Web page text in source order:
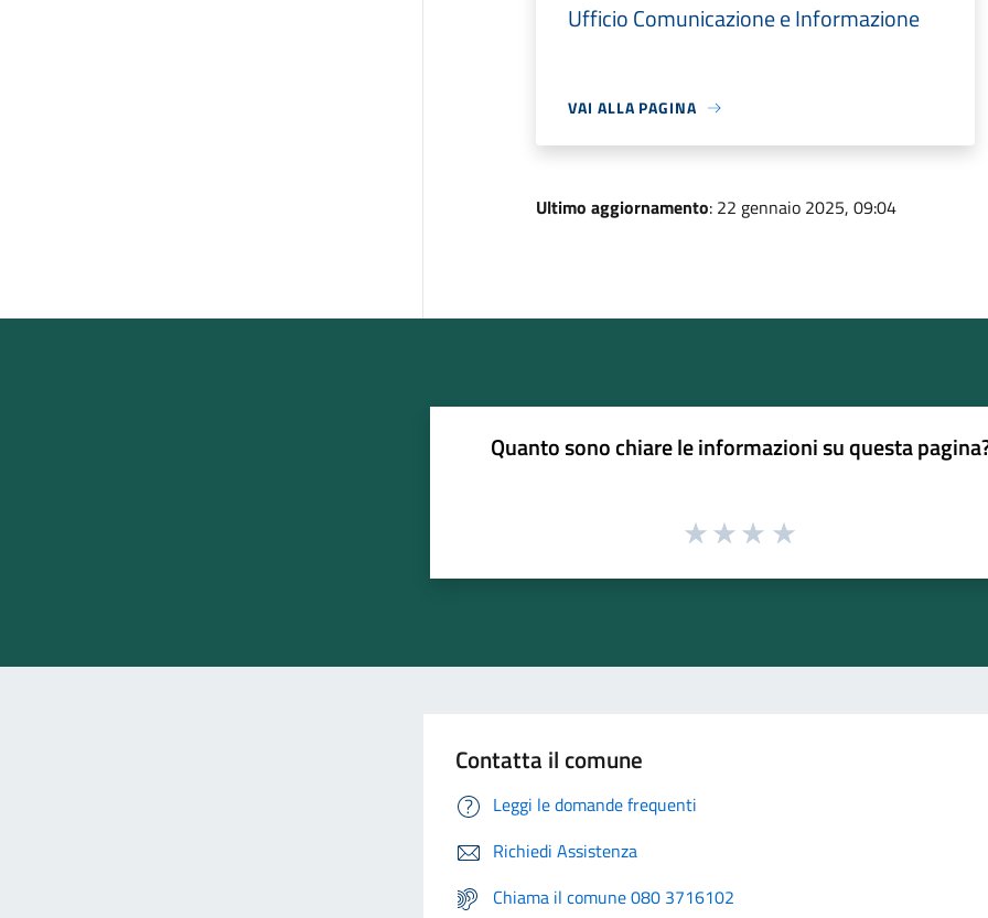
Ufficio Comunicazione e Informazione
VAI ALLA PAGINA
Ultimo aggiornamento: 22 gennaio 2025, 09:04
Quanto sono chiare le informazioni su questa
Contatta il comune
Leggi le domande frequenti
Richiedi Assistenza
Chiama il comune 080 3716102